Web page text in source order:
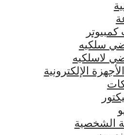
سلكيه
لاسلكيه
الإلكترونية
الشخصية